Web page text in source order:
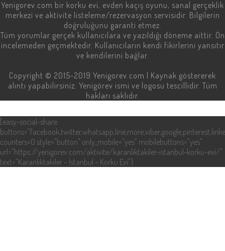
Yenigorev.com bir korku evi, evden kaçış oyunu, sanal gerçeklik
merkezi ve aktivite listeleme/rezervasyon servisidir. Bilgilerin
doğruluğunu garanti etmez.
Tüm yorumlar gerçek kullanıcılara ve yazıldığı döneme aittir. Ön
incelemeden geçmektedir. Kullanıcıların kendi fikirlerini yansıtır
ve kendilerini bağlar.
Copyright © 2015-2019 Yenigorev.com | Kaynak göstererek
alıntı yapabilirsiniz. Yenigörev ismi ve logosu tescillidir. Tüm
hakları saklıdır.
[easy-social-share
counters=0 style="button" only_mobile="yes" mobilebuttons="yes"
url="https://yenigorev.com/aktivite/karanliktakiler-istanbul-korku-evi/"
text="Karanlıktakiler – İstanbul – Korku Evi"]